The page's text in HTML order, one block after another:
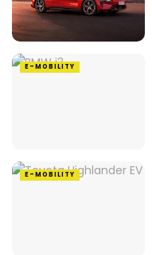
E-MOBILITY
E-MOBILITY